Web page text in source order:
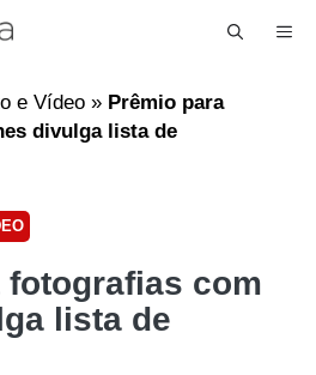
e Vídeo » Prêmio para
divulga lista de
fotografias com
lista de